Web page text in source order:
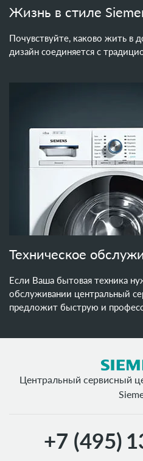
Жизнь в стиле
Почувствуйте, каково жить в
дизайн соединяется с
Техническое
Если Ваша бытовая техника
обслуживании центральный
предложит быструю и
Центральный сервисный
+7 (495)